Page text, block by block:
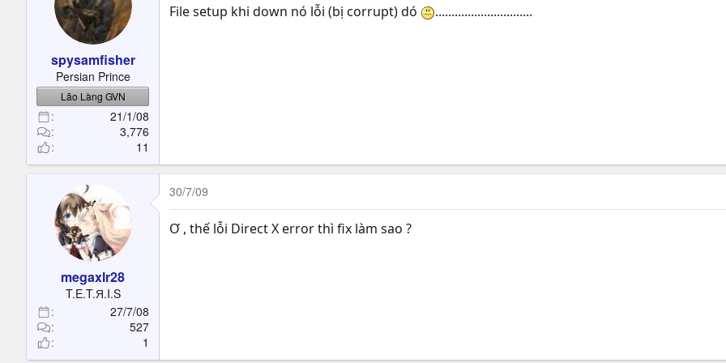
spysamfisher
Persian Prince
Lão Làng GVN
21/1/08
3,776
11
File setup khi down nó lỗi (bị corrupt) dó ..............................
megaxlr28
T.E.T.Я.I.S
27/7/08
527
1
30/7/09
Ơ , thế lỗi Direct X error thì fix làm sao ?